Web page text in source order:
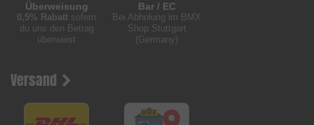
Überweisung
0,5% Rabatt sofern
du uns den Betrag
überweist
Bar / EC
Bei Abholung im BMX
Shop Stuttgart
(Germany)
Versand